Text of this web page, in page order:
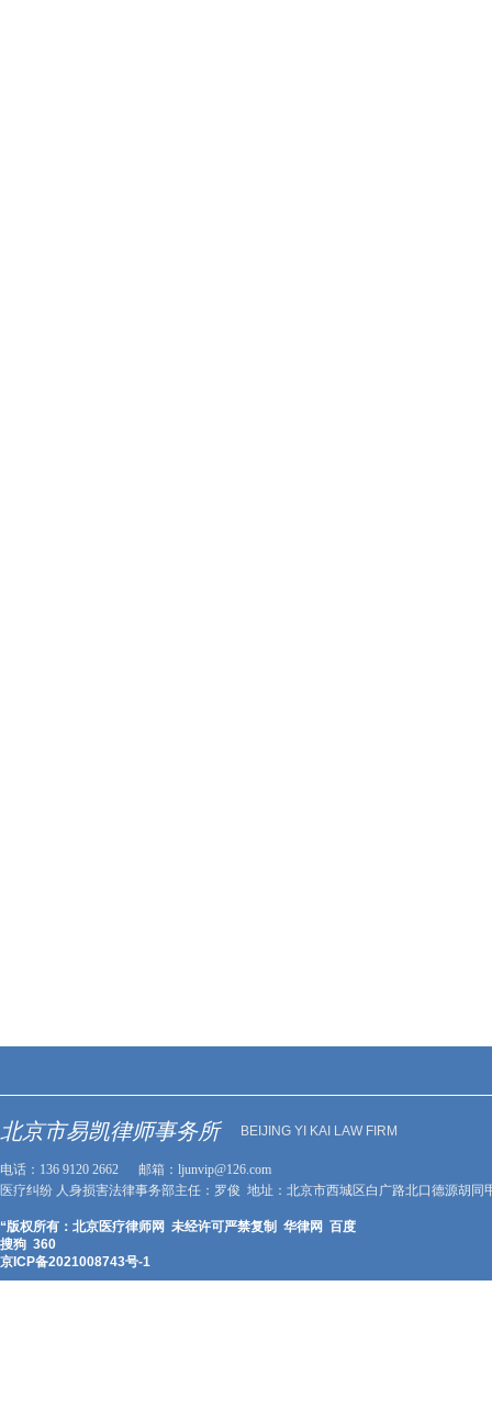
北京市易凯律师事务所 BEIJING YI KAI LAW FIRM
电话：136 9120 2662 邮箱：ljunvip@126.com
医疗纠纷 人身损害法律事务部主任：罗俊 地址：北京市西城区白广路北口德源胡同
“版权所有：北京医疗律师网 未经许可严禁复制 华律网 百度
搜狗 360
京ICP备2021008743号-1